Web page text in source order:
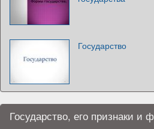
Государство
Государство, его признаки и